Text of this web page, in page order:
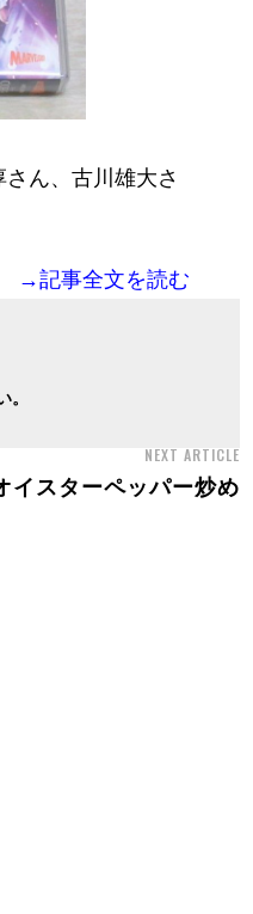
ん、古川雄大さ
→記事全文を読む
NEXT ARTICLE
イスターペッパー炒め